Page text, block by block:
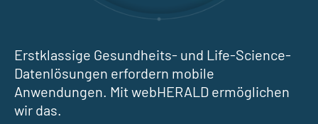
Erstklassige Gesundheits- und Life-Science-
Datenlösungen erfordern mobile
Anwendungen. Mit webHERALD ermöglichen
wir das.